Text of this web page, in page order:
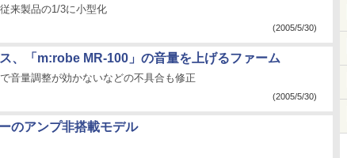
来製品の1/3に小型化
(2005/5/30)
、「m:robe MR-100」の音量を上げるファーム
音量調整が効かないなどの不具合も修正
(2005/5/30)
のアンプ非搭載モデル